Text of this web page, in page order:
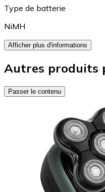
Type de batterie
NiMH
Afficher plus d'informations
Autres produits
Passer le contenu